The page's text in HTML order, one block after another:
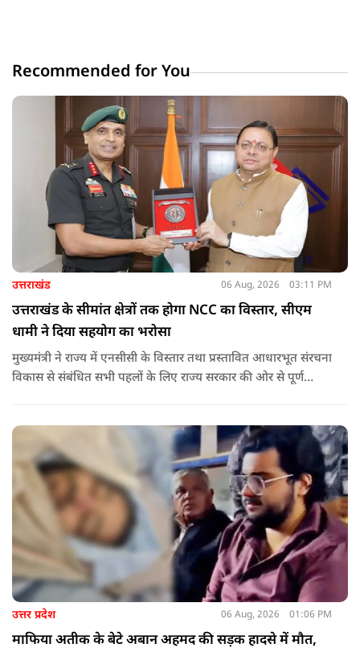
Recommended for You
उत्तराखंड 06 Aug, 2026 03:11 PM
उत्तराखंड के सीमांत क्षेत्रों तक होगा NCC का विस्तार, सीएम
धामी ने दिया सहयोग का भरोसा
मुख्यमंत्री ने राज्य में एनसीसी के विस्तार तथा प्रस्तावित आधारभूत संरचना
विकास से संबंधित सभी पहलों के लिए राज्य सरकार की ओर से पूर्ण
उत्तर प्रदेश 06 Aug, 2026 01:06 PM
माफिया अतीक के बेटे अबान अहमद की सड़क हादसे में मौत,